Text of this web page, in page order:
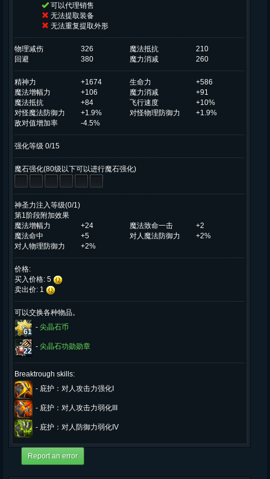
可以代理销售
无法提取装备
无法重复提取外形
物理减伤 326 魔法抵抗
210
回避
380 魔力消减 260
精神力 +1674 生命力
+586
魔法增幅力
+106 魔力消减
+91
魔法抵抗
+84 飞行速度
+10%
对怪魔法防御力
+1.9% 对怪物理防御力
+1.9%
敌对值增加率
-4.5%
强化等级 0/15
魔石强化(80级以下可以进行魔石强化)
神圣力注入等级(0/1)
第1阶段附加效果
魔法增幅力
+24 魔法致命一击
+2
魔法命中
+5 对人魔法防御力
+2%
对人物理防御力
+2%
价格:
买入价格: 5
卖出价: 1
可以交换各种物品。
61
- 尖晶石币
22
- 尖晶石功勋勋章
Breaktrough skills:
- 庇护：对人攻击力强化I
- 庇护：对人攻击力弱化III
- 庇护：对人防御力弱化IV